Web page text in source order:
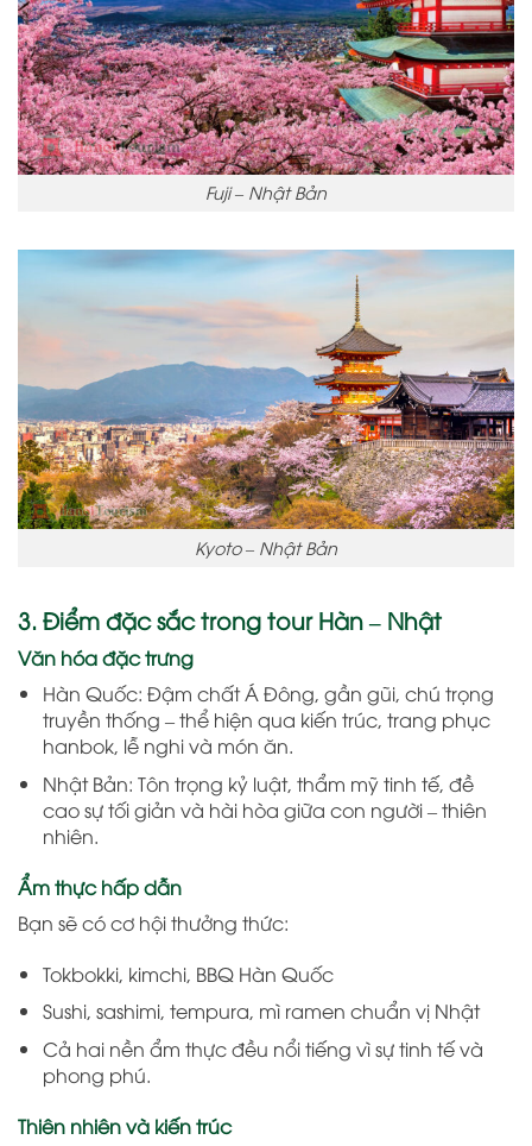
Fuji – Nhật Bản
Kyoto – Nhật Bản
3. Điểm đặc sắc trong tour Hàn – Nhật
Văn hóa đặc trưng
Hàn Quốc: Đậm chất Á Đông, gần gũi, chú trọng
truyền thống – thể hiện qua kiến trúc, trang phục
hanbok, lễ nghi và món ăn.
Nhật Bản: Tôn trọng kỷ luật, thẩm mỹ tinh tế, đề
cao sự tối giản và hài hòa giữa con người – thiên
nhiên.
Ẩm thực hấp dẫn
Bạn sẽ có cơ hội thưởng thức:
Tokbokki, kimchi, BBQ Hàn Quốc
Sushi, sashimi, tempura, mì ramen chuẩn vị Nhật
Cả hai nền ẩm thực đều nổi tiếng vì sự tinh tế và
phong phú.
Thiên nhiên và kiến trúc